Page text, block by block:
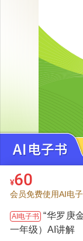
¥60
会员免费使用AI电
AI电子书 “华罗庚
一年级）AI讲解